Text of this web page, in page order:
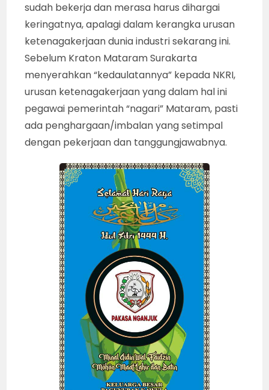
sudah bekerja dan merasa harus dihargai
keringatnya, apalagi dalam kerangka urusan
ketenagakerjaan dunia industri sekarang ini.
Sebelum Kraton Mataram Surakarta
menyerahkan “kedaulatannya” kepada NKRI,
urusan ketenagakerjaan yang dalam hal ini
pegawai pemerintah “nagari” Mataram, pasti
ada penghargaan/imbalan yang setimpal
dengan pekerjaan dan tanggungjawabnya.